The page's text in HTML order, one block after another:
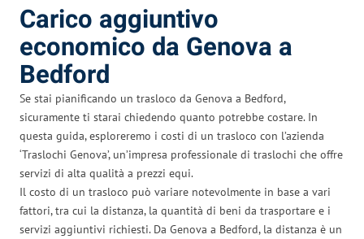
Carico aggiuntivo
economico da Genova a
Bedford
Se stai pianificando un trasloco da Genova a Bedford,
sicuramente ti starai chiedendo quanto potrebbe costare. In
questa guida, esploreremo i costi di un trasloco con l’azienda
‘Traslochi Genova’, un’impresa professionale di traslochi che offre
servizi di alta qualità a prezzi equi.
Il costo di un trasloco può variare notevolmente in base a vari
fattori, tra cui la distanza, la quantità di beni da trasportare e i
servizi aggiuntivi richiesti. Da Genova a Bedford, la distanza è un